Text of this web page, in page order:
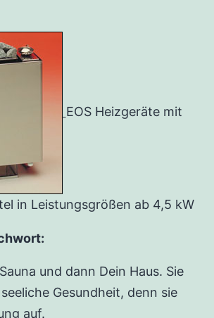
EOS Heizgeräte mit
in Leistungsgrößen ab 4,5 kW
und dann Dein Haus. Sie
Gesundheit, denn sie
auf.